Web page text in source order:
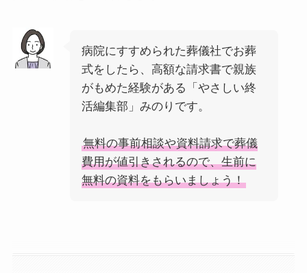
病院にすすめられた葬儀社でお葬
式をしたら、高額な請求書で親族
がもめた経験がある「やさしい終
活編集部」みのりです。
無料の事前相談や資料請求で葬儀
費用が値引きされるので、生前に
無料の資料をもらいましょう！